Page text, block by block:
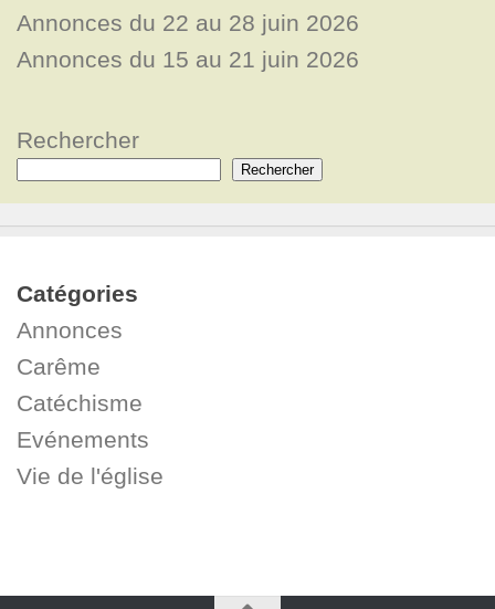
Annonces du 22 au 28 juin 2026
Annonces du 15 au 21 juin 2026
Rechercher
Rechercher
Catégories
Annonces
Carême
Catéchisme
Evénements
Vie de l'église